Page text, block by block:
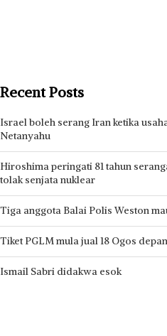
Recent Posts
Israel boleh serang Iran ketika
Netanyahu
Hiroshima peringati 81 tahun
tolak senjata nuklear
Tiga anggota Balai Polis Weston
Tiket PGLM mula jual 18 Ogos depan
Ismail Sabri didakwa esok